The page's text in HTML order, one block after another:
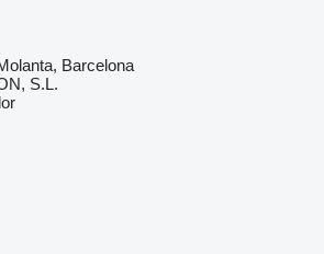
Barcelona
S.L.